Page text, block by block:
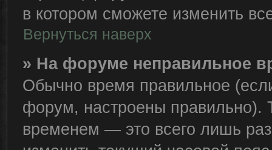
в котором сможете изменить
Вернуться наверх
» На форуме неправильное
Обычно время правильное
форум, настроены правильно).
временем — это всего лишь